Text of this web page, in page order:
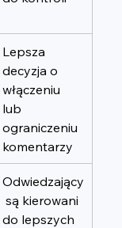
Lepsza
decyzja o
włączeniu
lub
ograniczeniu
komentarzy
Odwiedzający
są kierowani
do lepszych